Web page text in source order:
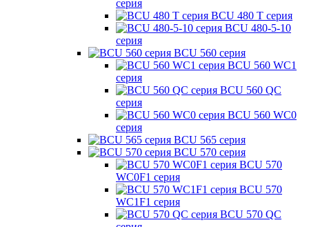
серия
BCU 480 T серия
BCU 480-5-10
серия
BCU 560 серия
BCU 560 WC1
серия
BCU 560 QC
серия
BCU 560 WC0
серия
BCU 565 серия
BCU 570 серия
BCU 570
WC0F1 серия
BCU 570
WC1F1 серия
BCU 570 QC